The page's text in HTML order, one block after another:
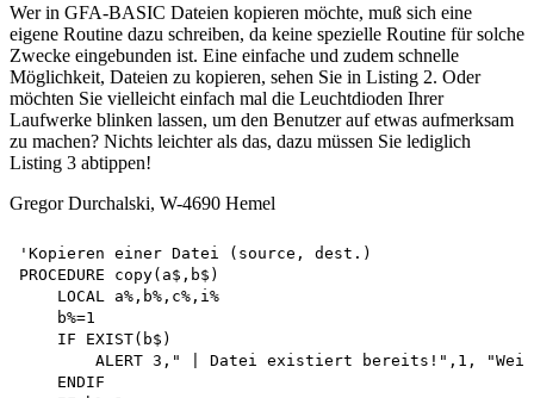
Wer in GFA-BASIC Dateien kopieren möchte, muß sich eine
eigene Routine dazu schreiben, da keine spezielle Routine für solche
Zwecke eingebunden ist. Eine einfache und zudem schnelle
Möglichkeit, Dateien zu kopieren, sehen Sie in Listing 2. Oder
möchten Sie vielleicht einfach mal die Leuchtdioden Ihrer
Laufwerke blinken lassen, um den Benutzer auf etwas aufmerksam
zu machen? Nichts leichter als das, dazu müssen Sie lediglich
Listing 3 abtippen!
Gregor Durchalski, W-4690 Hemel
'Kopieren einer Datei (source, dest.)
PROCEDURE copy(a$,b$)
    LOCAL a%,b%,c%,i%
    b%=1
    IF EXIST(b$)
ALERT 3," | Datei existiert bereits!",1,
    ENDIF